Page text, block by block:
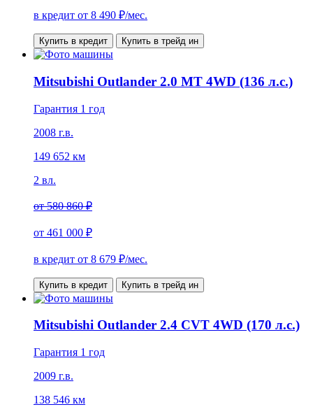
в кредит от 8 490 ₽/мес.
Купить в кредит Купить в трейд ин
Mitsubishi Outlander 2.0 MT 4WD (136 л.с.)
Гарантия 1 год
2008 г.в.
149 652 км
2 вл.
от580 860 ₽
от 461 000 ₽
в кредит от 8 679 ₽/мес.
Купить в кредит Купить в трейд ин
Mitsubishi Outlander 2.4 CVT 4WD (170 л.с.)
Гарантия 1 год
2009 г.в.
138 546 км